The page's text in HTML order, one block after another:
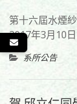
第十六屆水煙
2017年3月10
系所公告